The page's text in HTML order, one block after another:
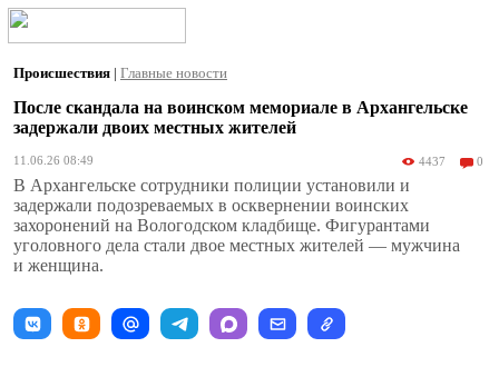
Происшествия | Главные новости
После скандала на воинском мемориале в Архангельске
задержали двоих местных жителей
11.06.26 08:49 4437 0
В Архангельске сотрудники полиции установили и
задержали подозреваемых в осквернении воинских
захоронений на Вологодском кладбище. Фигурантами
уголовного дела стали двое местных жителей — мужчина
и женщина.